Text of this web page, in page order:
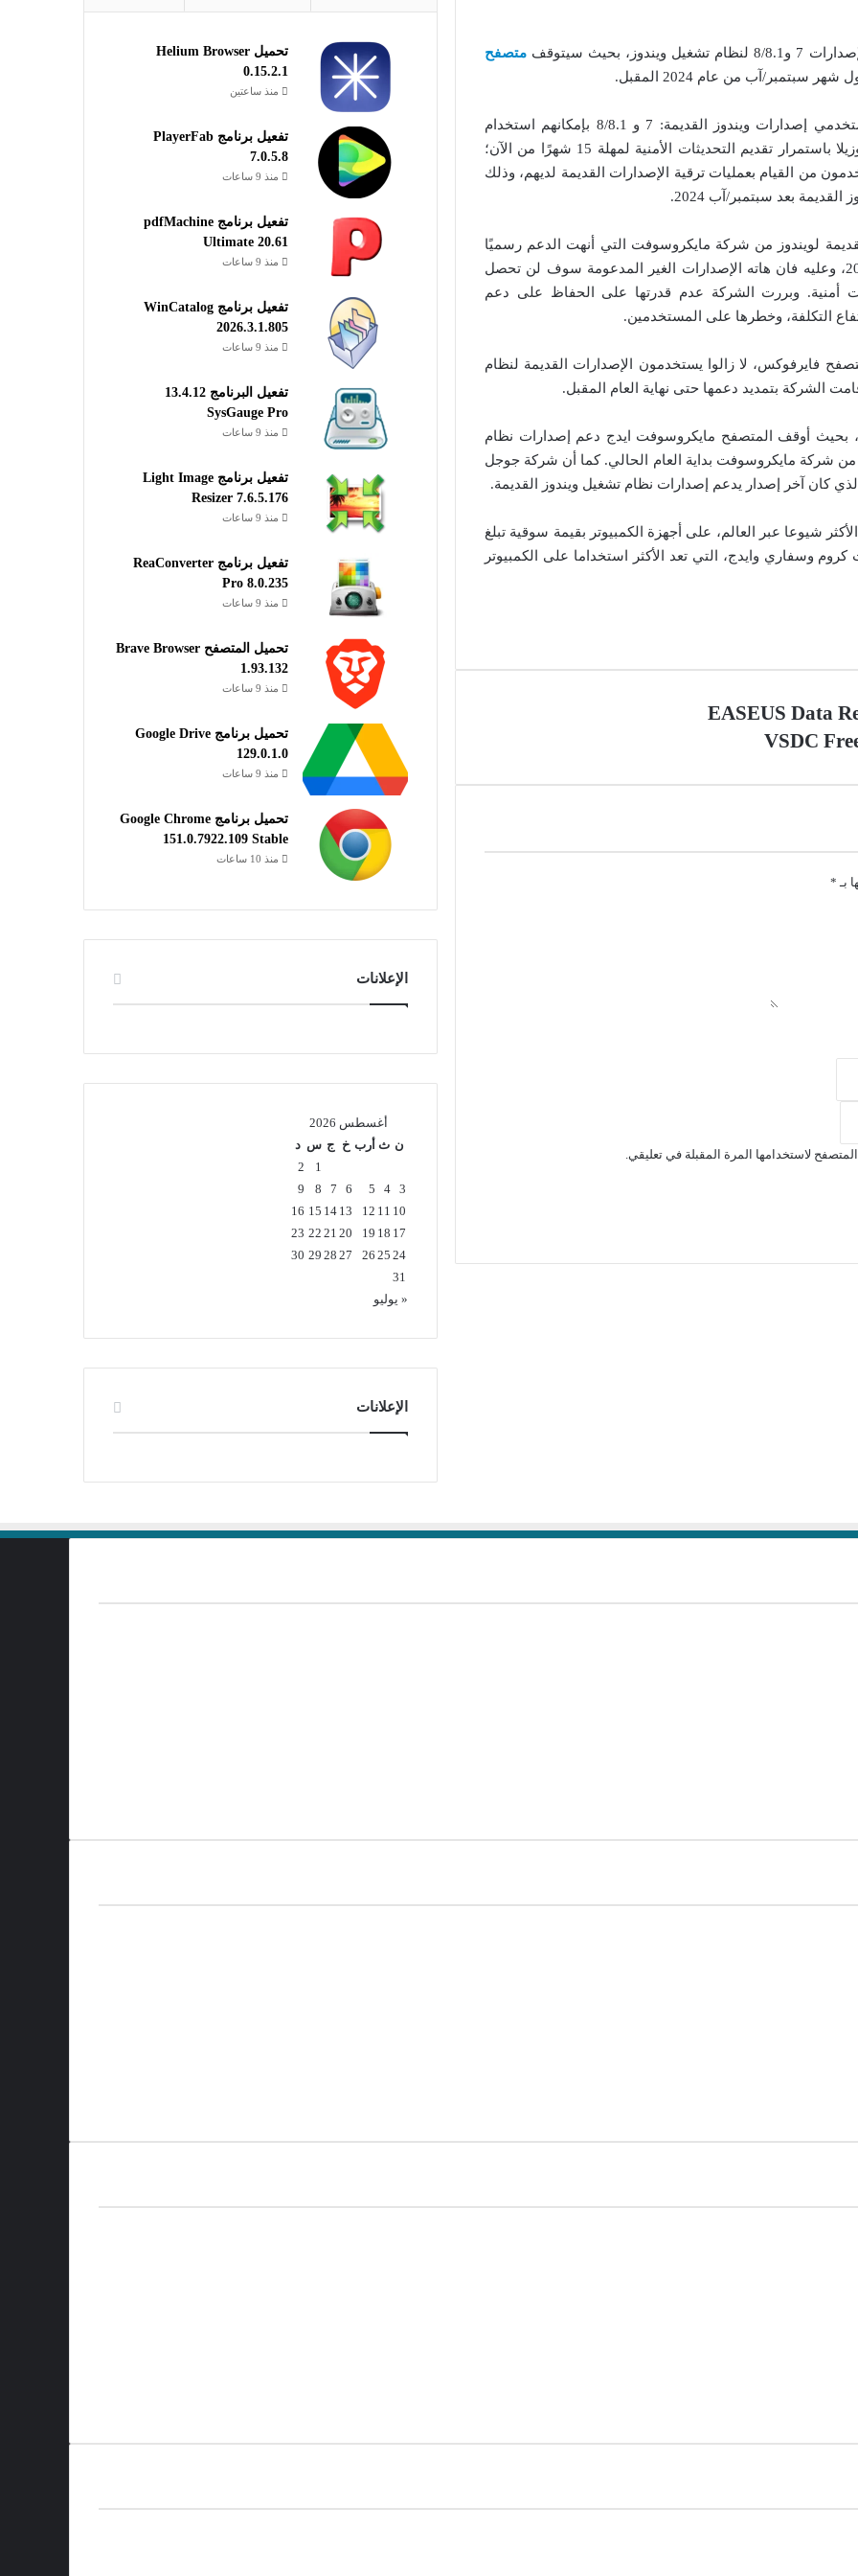
سيتوقف
متصفح
آب من عام 2024 المقبل.
نبأ مفاده أن مستخدمي إصدارات ويندوز القديمة: 7 و 8/8.1 بإمكانهم استخدام
نسخة فايرفوكس 115 ذات الدعم المُمدد، وتعهدت موزيلا باستمرار تقديم التحديثات الأمنية لمهلة 15 شهرًا من الآن؛
من القيام بعمليات ترقية الإصدارات القديمة لديهم، وذلك
بعد سبتمبر/آب 2024.
لويندوز من شركة مايكروسوفت التي أنهت الدعم رسميًا
لإصدارات ويندوز 7 و8 و8.1 في يناير/كانون الثاني 2023، وعليه فان هاته الإصدارات الغير المدعومة سوف لن تحصل
أمنية. وبررت الشركة عدم قدرتها على الحفاظ على دعم
التكلفة، وخطرها على المستخدمين.
فايرفوكس، لا زالوا يستخدمون الإصدارات القديمة لنظام
بحيث أوقف المتصفح مايكروسوفت ايدج دعم إصدارات نظام
من شركة مايكروسوفت بداية العام الحالي. كما أن شركة جوجل
شيوعا عبر العالم، على أجهزة الكمبيوتر بقيمة سوقية تبلغ
وسفاري وايدج، التي تعد الأكثر استخداما على الكمبيوتر
بـ *
لاستخدامها المرة المقبلة في تعليقي.
تحميل Helium Browser
0.15.2.1
منذ ساعتين
تفعيل برنامج PlayerFab
7.0.5.8
منذ 9 ساعات
تفعيل برنامج pdfMachine
Ultimate 20.61
منذ 9 ساعات
تفعيل برنامج WinCatalog
2026.3.1.805
منذ 9 ساعات
تفعيل البرنامج 13.4.12
SysGauge Pro
منذ 9 ساعات
تفعيل برنامج Light Image
Resizer 7.6.5.176
منذ 9 ساعات
تفعيل برنامج ReaConverter
Pro 8.0.235
منذ 9 ساعات
تحميل المتصفح Brave Browser
1.93.132
منذ 9 ساعات
تحميل برنامج Google Drive
129.0.1.0
منذ 9 ساعات
تحميل برنامج Google Chrome
151.0.7922.109 Stable
منذ 10 ساعات
الإعلانات
أغسطس 2026
ن ث أرب خ ج س د
1
2
3
4
5
6
7
8
9
10
11
12
13
14
15
16
17
18
19
20
21
22
23
24
25
26
27
28
29
30
31
« يوليو
الإعلانات